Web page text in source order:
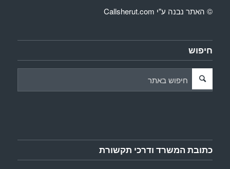
© האתר נבנה ע"י Callsherut.com
חיפוש
כתובת המשרד ודרכי תקשורת